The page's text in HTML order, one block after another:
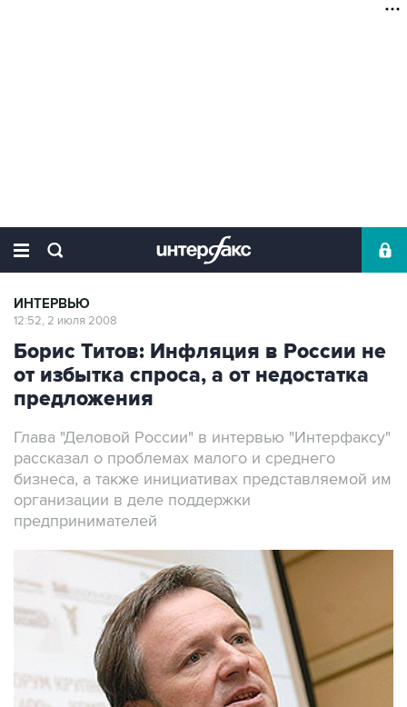
ИНТЕРВЬЮ
12:52, 2 июля 2008
Борис Титов: Инфляция в России не
от избытка спроса, а от недостатка
предложения
Глава "Деловой России" в интервью "Интерфаксу"
рассказал о проблемах малого и среднего
бизнеса, а также инициативах представляемой им
организации в деле поддержки
предпринимателей